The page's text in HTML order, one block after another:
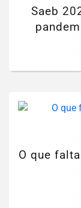
Saeb
O que